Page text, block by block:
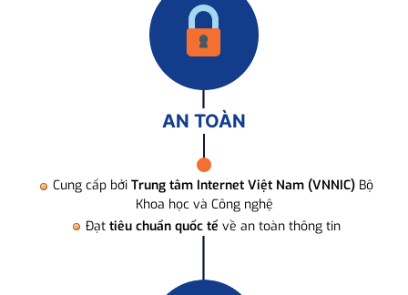
AN TOÀN
Cung cấp bởi Trung tâm Internet Việt Nam (VNNIC) Bộ
Khoa học và Công nghệ
Đạt tiêu chuẩn quốc tế về an toàn thông tin